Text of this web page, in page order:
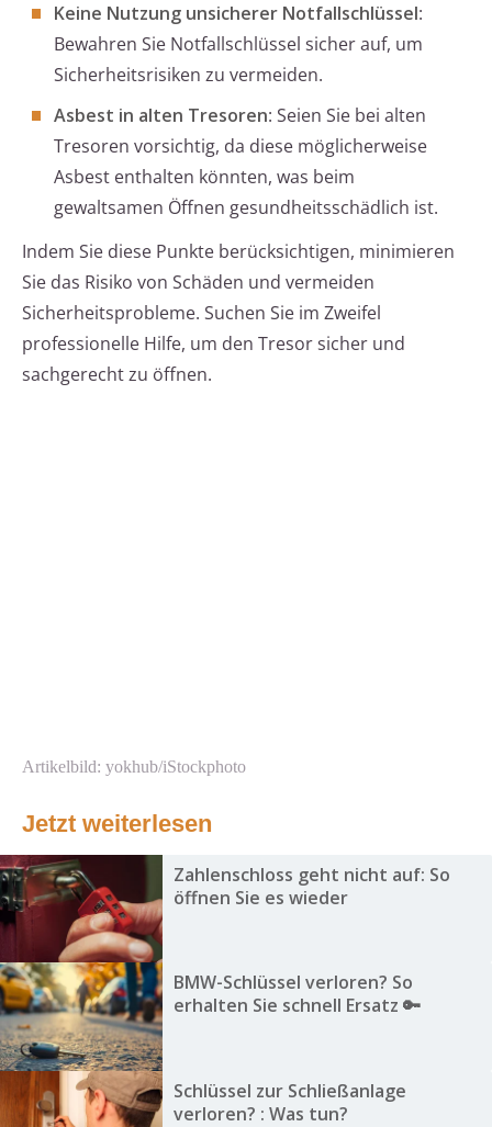
Keine Nutzung unsicherer Notfallschlüssel:
Bewahren Sie Notfallschlüssel sicher auf, um
Sicherheitsrisiken zu vermeiden.
Asbest in alten Tresoren: Seien Sie bei alten
Tresoren vorsichtig, da diese möglicherweise
Asbest enthalten könnten, was beim
gewaltsamen Öffnen gesundheitsschädlich ist.
Indem Sie diese Punkte berücksichtigen, minimieren
Sie das Risiko von Schäden und vermeiden
Sicherheitsprobleme. Suchen Sie im Zweifel
professionelle Hilfe, um den Tresor sicher und
sachgerecht zu öffnen.
Artikelbild: yokhub/iStockphoto
Jetzt weiterlesen
Zahlenschloss geht nicht auf: So
öffnen Sie es wieder
BMW-Schlüssel verloren? So
erhalten Sie schnell Ersatz 🔑
Schlüssel zur Schließanlage
verloren? : Was tun?